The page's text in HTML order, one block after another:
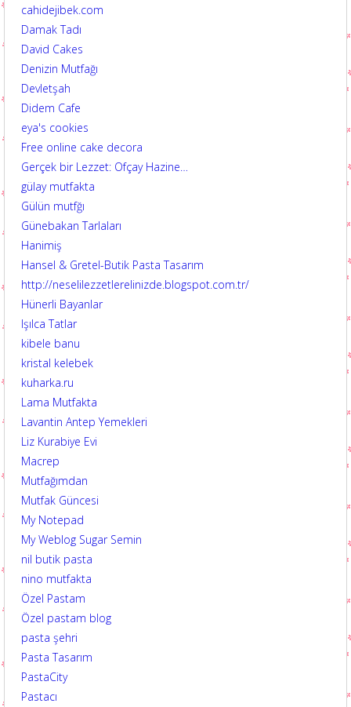
cahidejibek.com
Damak Tadı
David Cakes
Denizin Mutfağı
Devletşah
Didem Cafe
eya's cookies
Free online cake decora
Gerçek bir Lezzet: Ofçay Hazine…
gülay mutfakta
Gülün mutfğı
Günebakan Tarlaları
Hanimiş
Hansel & Gretel-Butik Pasta Tasarım
http://neselilezzetlerelinizde.blogspot.com.tr/
Hünerli Bayanlar
Işılca Tatlar
kibele banu
kristal kelebek
kuharka.ru
Lama Mutfakta
Lavantin Antep Yemekleri
Liz Kurabiye Evi
Macrep
Mutfağımdan
Mutfak Güncesi
My Notepad
My Weblog Sugar Semin
nil butik pasta
nino mutfakta
Özel Pastam
Özel pastam blog
pasta şehri
Pasta Tasarım
PastaCity
Pastacı